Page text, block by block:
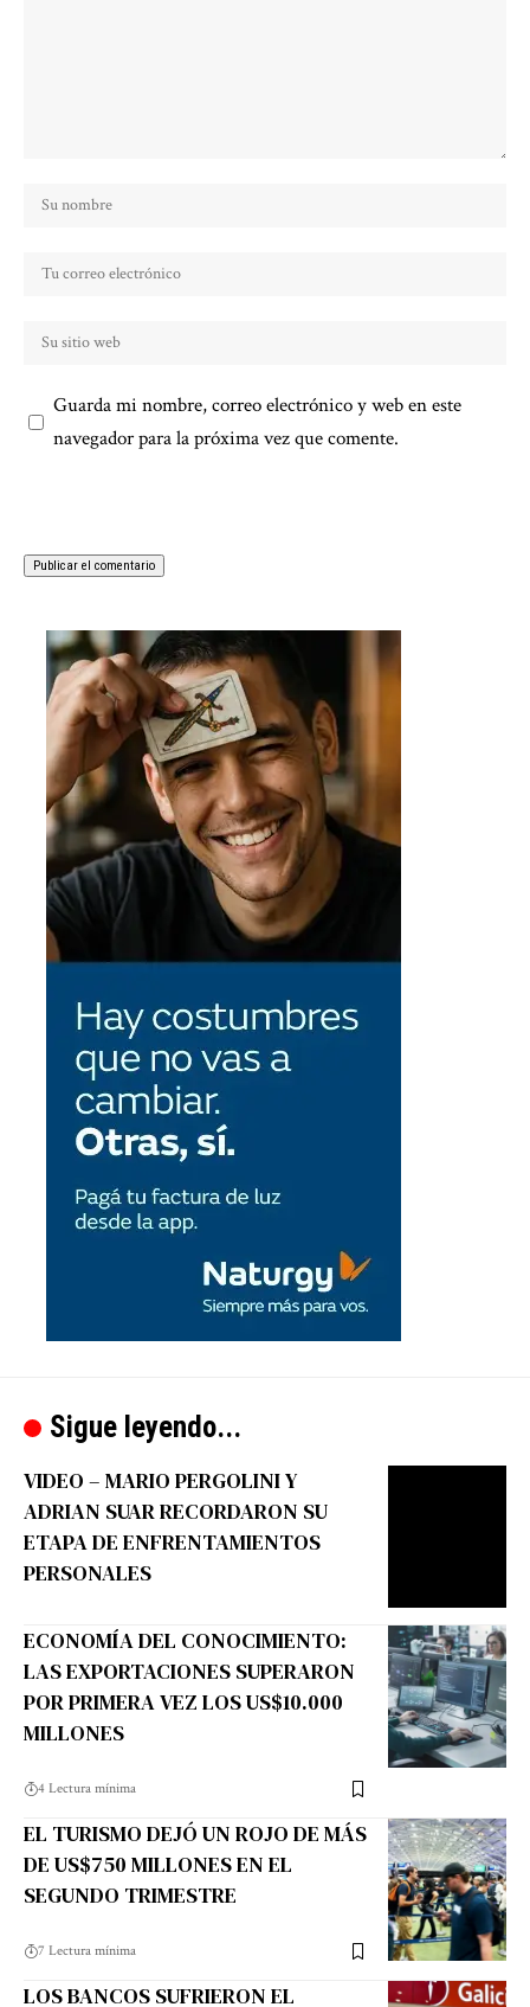
Guarda mi nombre, correo electrónico y web en este
navegador para la próxima vez que comente.
Sigue leyendo...
VIDEO – MARIO PERGOLINI Y
ADRIAN SUAR RECORDARON SU
ETAPA DE ENFRENTAMIENTOS
PERSONALES
ECONOMÍA DEL CONOCIMIENTO:
LAS EXPORTACIONES SUPERARON
POR PRIMERA VEZ LOS US$10.000
MILLONES
4 Lectura mínima
EL TURISMO DEJÓ UN ROJO DE MÁS
DE US$750 MILLONES EN EL
SEGUNDO TRIMESTRE
7 Lectura mínima
LOS BANCOS SUFRIERON EL